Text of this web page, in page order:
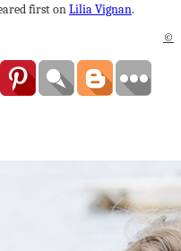
first onLilia Vignan.
©